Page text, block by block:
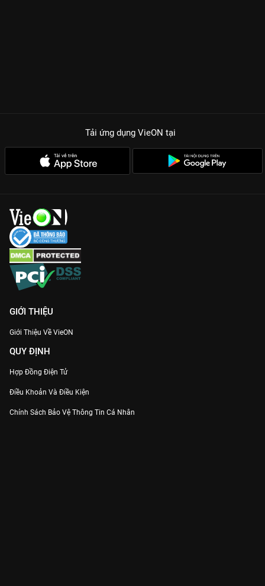
Tải ứng dụng VieON tại
GIỚI THIỆU
Giới Thiệu Về VieON
QUY ĐỊNH
Hợp Đồng Điện Tử
Điều Khoản Và Điều Kiện
Chính Sách Bảo Vệ Thông Tin Cá Nhân